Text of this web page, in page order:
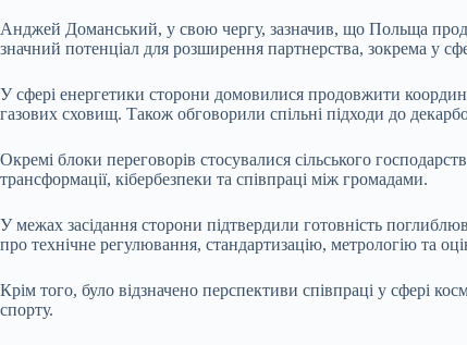
Анджей Доманський, у свою чергу, зазначив, що Польща
значний потенціал для розширення партнерства, зокрема у
У сфері енергетики сторони домовилися продовжити
газових сховищ. Також обговорили спільні підходи до
Окремі блоки переговорів стосувалися сільського
трансформації, кібербезпеки та співпраці між громадами.
У межах засідання сторони підтвердили готовність
про технічне регулювання, стандартизацію, метрологію та
Крім того, було відзначено перспективи співпраці у сфері
спорту.